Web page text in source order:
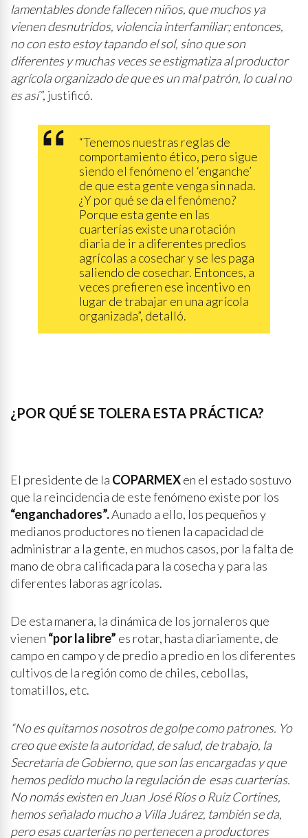
lamentables donde fallecen niños, que muchos ya
vienen desnutridos, violencia interfamiliar; entonces,
no con esto estoy tapando el sol, sino que son
diferentes y muchas veces se estigmatiza al productor
agrícola organizado de que es un mal patrón, lo cual no
es así”, justificó.
“Tenemos nuestras reglas de
comportamiento ético, pero sigue
siendo el fenómeno el ‘enganche’
de que esta gente venga sin nada.
¿Y por qué se da el fenómeno?
Porque esta gente en las
cuarterías existe una rotación
diaria de ir a diferentes predios
agrícolas a cosechar y se les paga
saliendo de cosechar. Entonces, a
veces prefieren ese incentivo en
lugar de trabajar en una agrícola
organizada”, detalló.
¿POR QUÉ SE TOLERA ESTA PRÁCTICA?
El presidente de la COPARMEXen el estado sostuvo
que la reincidencia de este fenómeno existe por los
“enganchadores”.Aunado a ello, los pequeños y
medianos productores no tienen la capacidad de
administrar a la gente, en muchos casos, por la falta de
mano de obra calificada para la cosecha y para las
diferentes laboras agrícolas.
De esta manera, la dinámica de los jornaleros que
vienen “por la libre” es rotar, hasta diariamente, de
campo en campo y de predio a predio en los diferentes
cultivos de la región como de chiles, cebollas,
tomatillos, etc.
“No es quitarnos nosotros de golpe como patrones. Yo
creo que existe la autoridad, de salud, de trabajo, la
Secretaria de Gobierno, que son las encargadas y que
hemos pedido mucho la regulación de esas cuarterías.
No nomás existen en Juan José Ríos o Ruiz Cortines,
hemos señalado mucho a Villa Juárez, también se da,
pero esas cuarterías no pertenecen a productores